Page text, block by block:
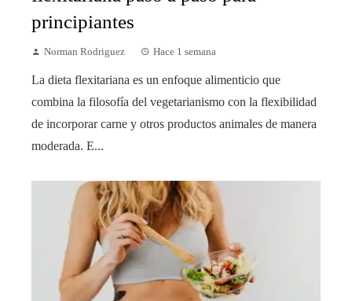
principiantes
Norman Rodriguez Hace 1 semana
La dieta flexitariana es un enfoque alimenticio que
combina la filosofía del vegetarianismo con la flexibilidad
de incorporar carne y otros productos animales de manera
moderada. E...